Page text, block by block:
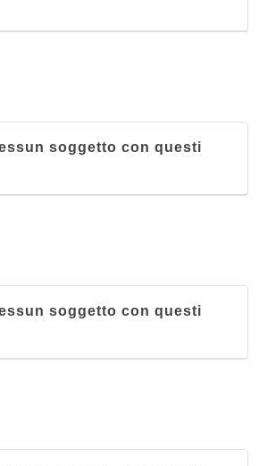
soggetto con questi
soggetto con questi